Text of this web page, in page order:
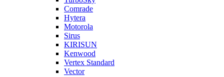
Comrade
Hytera
Motorola
Sirus
KIRISUN
Kenwood
Vertex Standard
Vector